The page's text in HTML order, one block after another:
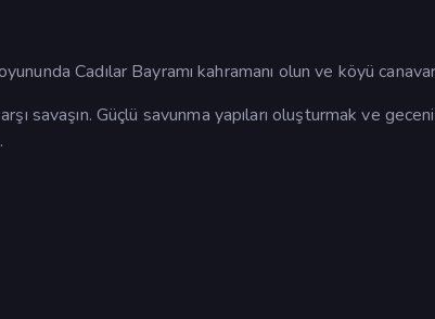
Cadılar Bayramı kahramanı olun ve köyü
savaşın. Güçlü savunma yapıları oluşturmak ve